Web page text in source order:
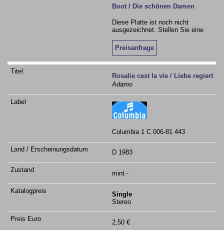
Diese Platte ist noch nicht
ausgezeichnet. Stellen Sie eine
Preisanfrage
Rosalie cest la vie / Liebe regiert
Adamo
Columbia 1 C 006-81 443
D 1983
mint -
Single
Stereo
2,50 €